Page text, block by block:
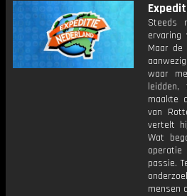
Steeds
ervaring
Maar
waar
maakte
van
vertelt
Wat
passie.
mensen